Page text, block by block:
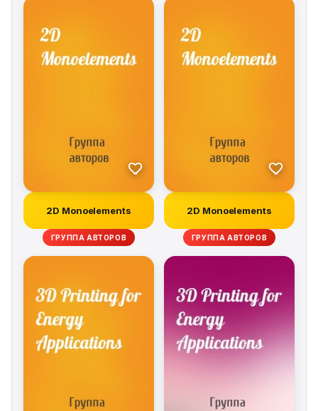
different approach to nonlinear system identification
methods provide models that are transparent, which
can easily be analysed, and which can be used to solve
help to understand the dynamics of their systems.
2D Monoelements
ГРУППА АВТОРОВ
2D Monoelements
ГРУППА АВТОРОВ